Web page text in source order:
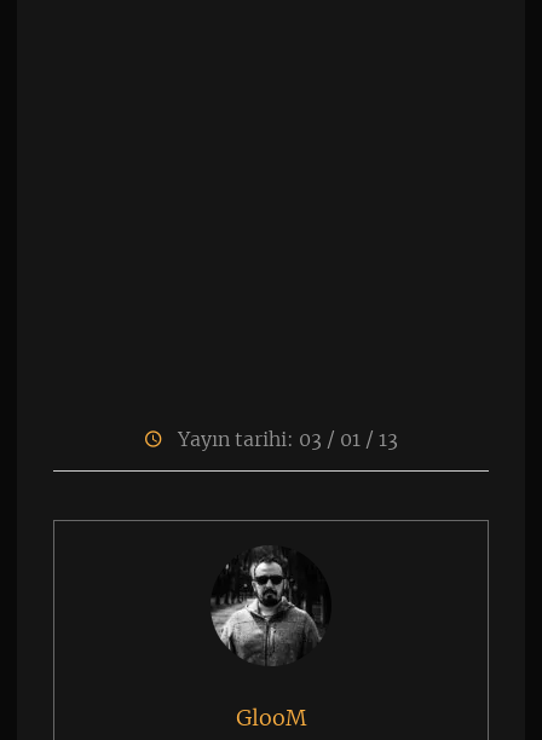
Yayın tarihi: 03 / 01 / 13
GlooM